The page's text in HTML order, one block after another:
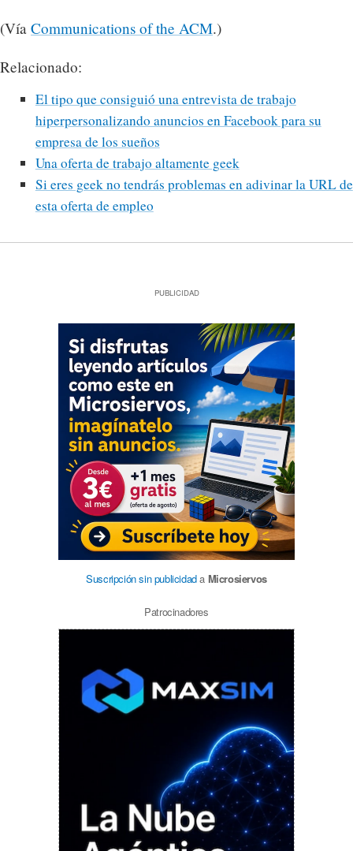
(Vía Communications of the ACM.)
Relacionado:
El tipo que consiguió una entrevista de trabajo
hiperpersonalizando anuncios en Facebook para su
empresa de los sueños
Una oferta de trabajo altamente geek
Si eres geek no tendrás problemas en adivinar la URL de
esta oferta de empleo
PUBLICIDAD
Suscripción sin publicidada Microsiervos
Patrocinadores